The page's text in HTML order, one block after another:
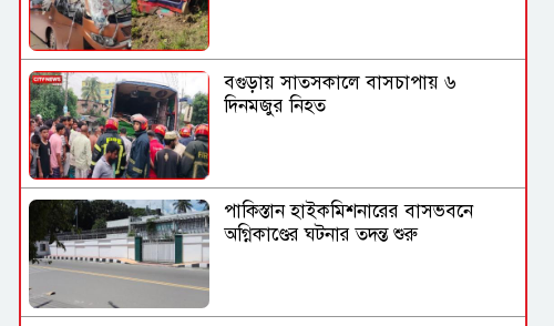
বগুড়ায় সাতসকালে বাসচাপায় ৬
দিনমজুর নিহত
পাকিস্তান হাইকমিশনারের বাসভবনে
অগ্নিকাণ্ডের ঘটনার তদন্ত শুরু